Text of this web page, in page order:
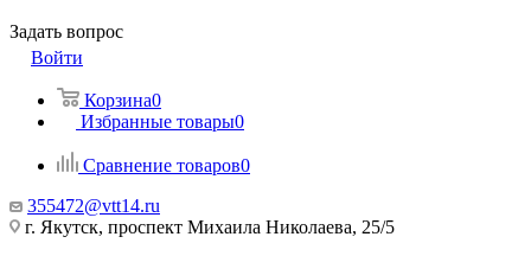
Задать вопрос
Войти
Корзина0
Избранные товары0
Сравнение товаров0
355472@vtt14.ru
г. Якутск, проспект Михаила Николаева, 25/5